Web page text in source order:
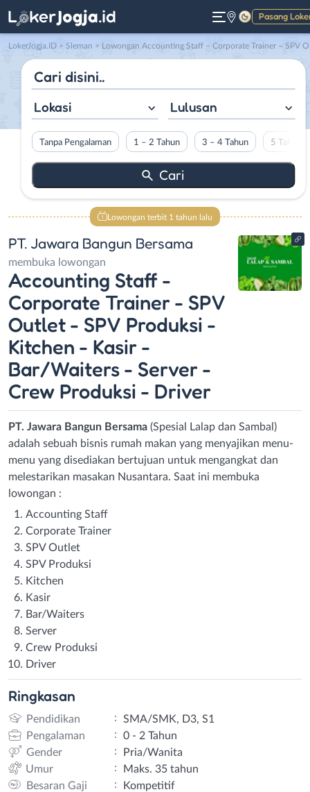
Pasang
Gelap
LokerJogja.ID > Sleman > Lowongan Accounting Staff – Corporate Trainer – SPV Outlet – SPV Produksi – Kitchen – Kasir – Bar/Waiters – Server – Crew Produksi – Driver di PT. Jawara Bangun Bersama
Lokasi Lulusan
Tanpa Pengalaman 1 – 2 Tahun 3 – 4 Tahun 5 Tahun
Lowongan terbit 1 tahun lalu
PT. Jawara Bangun Bersama
membuka lowongan
Accounting Staff -
Corporate Trainer - SPV
Outlet - SPV Produksi -
Kitchen - Kasir -
Bar/Waiters - Server -
Crew Produksi - Driver
PT. Jawara Bangun Bersama (Spesial Lalap dan Sambal)
adalah sebuah bisnis rumah makan yang menyajikan menu-
menu yang disediakan bertujuan untuk mengangkat dan
melestarikan masakan Nusantara. Saat ini membuka
lowongan :
Accounting Staff
Corporate Trainer
SPV Outlet
SPV Produksi
Kitchen
Kasir
Bar/Waiters
Server
Crew Produksi
Driver
Ringkasan
Pendidikan :
SMA/SMK, D3, S1
Pengalaman
:
0 - 2 Tahun
Gender
:
Pria/Wanita
Umur
:
Maks. 35 tahun
Besaran Gaji
:
Kompetitif